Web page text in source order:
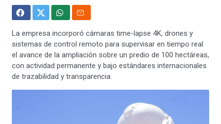
La empresa incorporó cámaras time-lapse 4K, drones y
sistemas de control remoto para supervisar en tiempo real
el avance de la ampliación sobre un predio de 100 hectáreas,
con actividad permanente y bajo estándares internacionales
de trazabilidad y transparencia.